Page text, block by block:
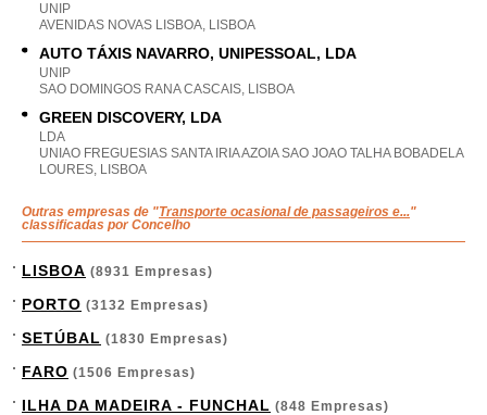
UNIP
AVENIDAS NOVAS LISBOA, LISBOA
AUTO TÁXIS NAVARRO, UNIPESSOAL, LDA
UNIP
SAO DOMINGOS RANA CASCAIS, LISBOA
GREEN DISCOVERY, LDA
LDA
UNIAO FREGUESIAS SANTA IRIA AZOIA SAO JOAO TALHA BOBADELA
LOURES, LISBOA
Outras empresas de "Transporte ocasional de passageiros e..."
classificadas por Concelho
LISBOA (8931 Empresas)
PORTO (3132 Empresas)
SETÚBAL (1830 Empresas)
FARO (1506 Empresas)
ILHA DA MADEIRA - FUNCHAL (848 Empresas)